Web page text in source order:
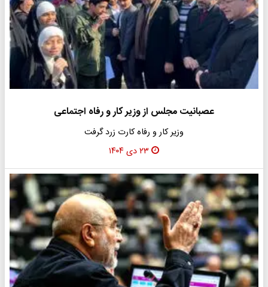
عصبانیت مجلس از وزیر کار و رفاه اجتماعی
وزیر کار و رفاه کارت زرد گرفت
۲۳ دی ۱۴۰۴